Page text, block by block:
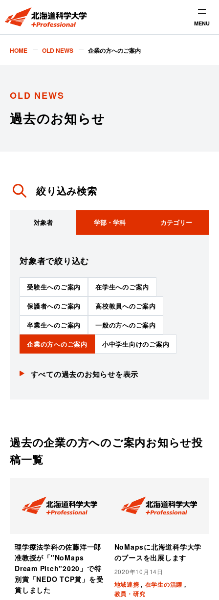
MENU
HOME OLD NEWS 企業の方へのご案内
OLD NEWS
過去のお知らせ
絞り込み検索
対象者 学部・学科 カテゴリー
対象者で絞り込む
受験生へのご案内 在学生へのご案内
保護者へのご案内 高校教員へのご案内
卒業生へのご案内 一般の方へのご案内
企業の方へのご案内 小中学生向けのご案内
すべての過去のお知らせを表示
過去の企業の方へのご案内お知らせ投
稿一覧
理学療法学科の佐藤洋一郎
准教授が「"NoMaps
Dream Pitch"2020」で特
別賞「NEDO TCP賞」を受
賞しました
NoMapsに北海道科学大学
のブースを出展します
2020年10月14日
地域連携
在学生の活躍
教員・研究